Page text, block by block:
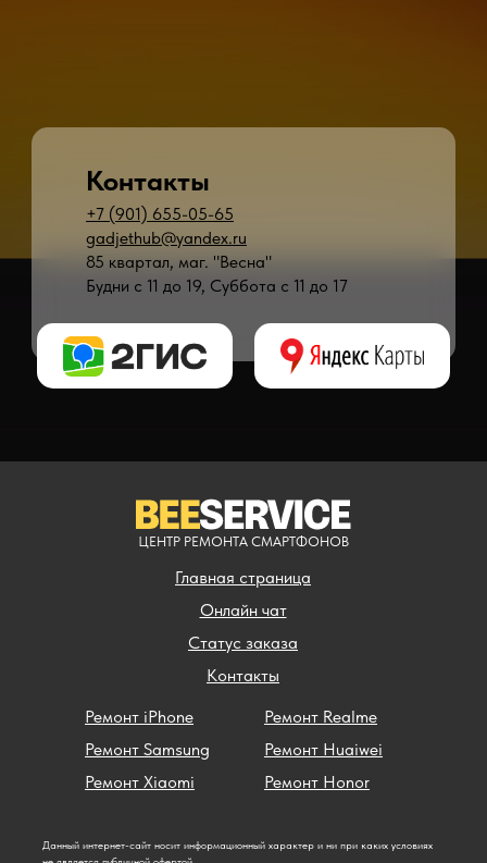
+7 (901) 655-05-65
gadjethub@yandex.ru
85 квартал, маг. "Весна"
Будни с 11 до 19, Суббота с 11 до 17
Контакты
Главная страница
Контакты
Статус заказа
Ремонт iPhone
Ремонт Samsung
Ремонт Xiaomi
Ремонт Realme
Ремонт Huaiwei
Ремонт Honor
* - время ремонта может меняться в зависимости от модели устройства и
Данный интернет-сайт носит информационный характер и ни при каких условиях
Онлайн чат
ЦЕНТР РЕМОНТА СМАРТФОНОВ